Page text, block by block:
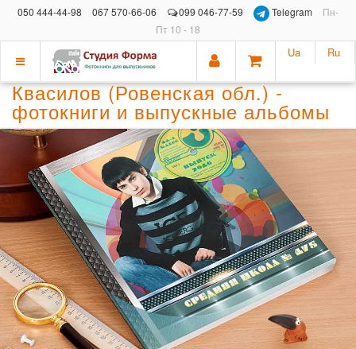
050 444-44-98 067 570-66-06 099 046-77-59 Telegram
Пн-
Пт 10 - 18
Показать
меню
Ua Ru
Квасилов (Ровенская обл.) -
фотокниги и выпускные альбомы